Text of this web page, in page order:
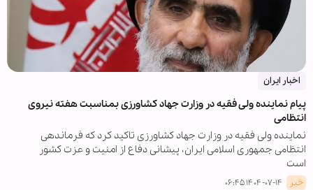
اخبار ایران
پیام نماینده ولی فقیه در وزارت جهاد کشاورزی بمناسبت هفته نیروی
انتظامی
نماینده ولی فقیه در وزارت جهاد کشاورزی تاکید کرد که فرماندهی
انتظامی جمهوری اسلامی ایران، پیشانی دفاع از امنیت و عزت کشور
است
خبر ۱۴۰۴-۰۷-۱۴ ۰۶:۴۵